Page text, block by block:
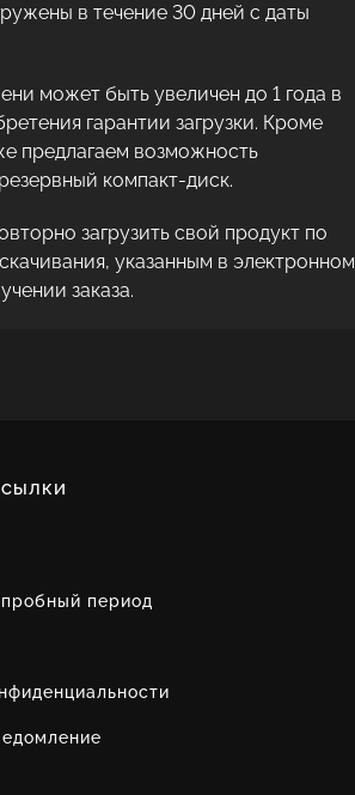
в течение 30 дней с даты
может быть увеличен до 1 года в
гарантии загрузки. Кроме
предлагаем возможность
компакт-диск.
загрузить свой продукт по
указанным в электронном
заказа.
период